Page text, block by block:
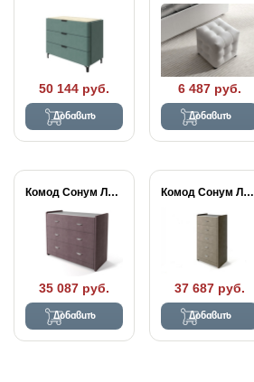
50 144 руб.
Добавить
6 487 руб.
Добавить
Комод Сонум Люкс...
35 087 руб.
Добавить
Комод Сонум Люкс...
37 687 руб.
Добавить